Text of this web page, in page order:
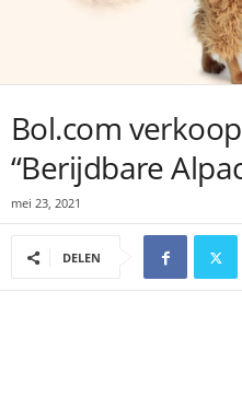
Bol.com
“Berijdbare
mei 23, 2021
DELEN